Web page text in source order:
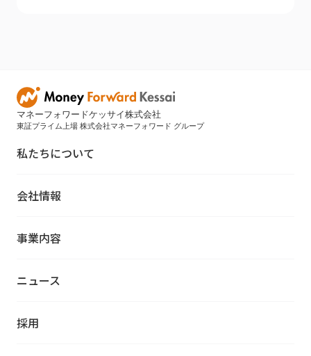
マネーフォワードケッサイ株式会社
東証プライム上場 株式会社マネーフォワード グループ
私たちについて
会社情報
事業内容
ニュース
採用